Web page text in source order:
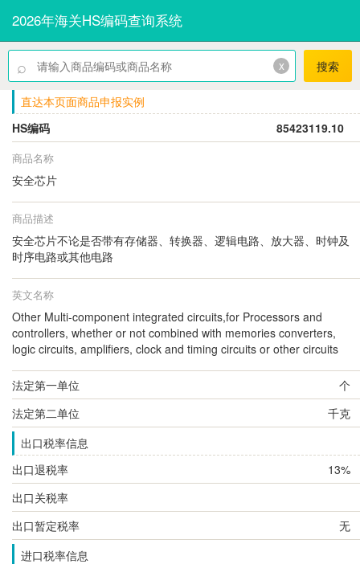
2026年海关HS编码查询系统
⌕ x 搜索
直达本页面商品申报实例
HS编码
85423119.10
商品名称
安全芯片
商品描述
安全芯片不论是否带有存储器、转换器、逻辑电路、放大器、时钟及
时序电路或其他电路
英文名称
Other Multi-component integrated circuits,for Processors and
controllers, whether or not combined with memories converters,
logic circuits, amplifiers, clock and timing circuits or other circuits
法定第一单位
个
法定第二单位
千克
出口税率信息
出口退税率
13%
出口关税率
出口暂定税率
无
进口税率信息